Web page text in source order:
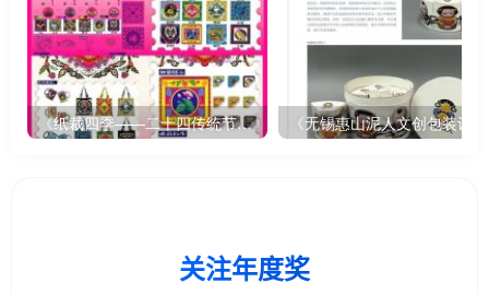
《纸裁四季——二十四传统节气文创设计》 《无锡惠山泥人文创包装设